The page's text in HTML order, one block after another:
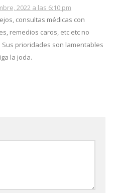
2022 a las 6:10 pm
consultas médicas con
remedios caros, etc etc no
Sus prioridades son lamentables
la joda.